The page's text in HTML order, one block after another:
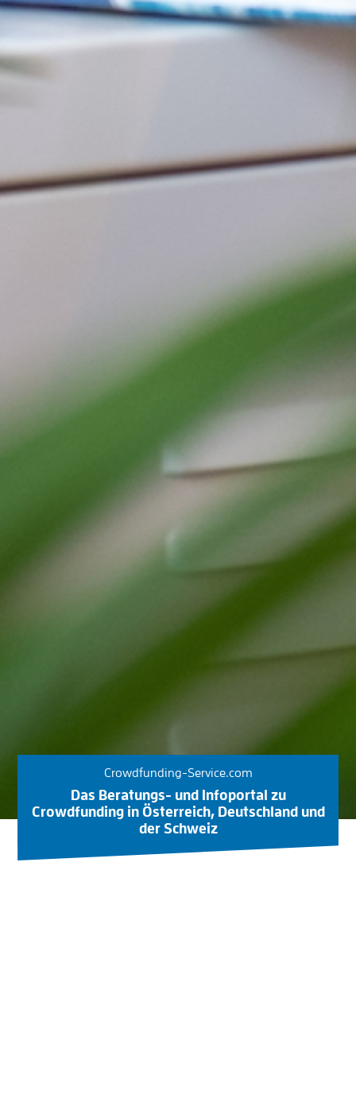
Crowdfunding-Service.com
Das Beratungs- und Infoportal zu
Crowdfunding in Österreich, Deutschland und
der Schweiz